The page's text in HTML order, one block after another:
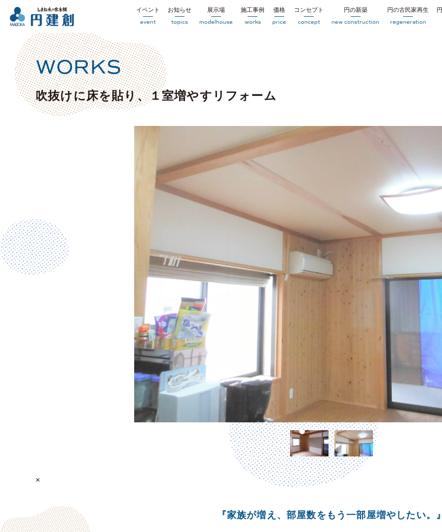
イベント
event
お知らせ
topics
展示場
modelhouse
施工事例
works
価格
price
コンセプト
concept
円の新築
new construction
円の古民家再生
regeneration
WORKS
吹抜けに床を貼り、１室増やすリフォーム
×
『家族が増え、部屋数をもう一部屋増やしたい。